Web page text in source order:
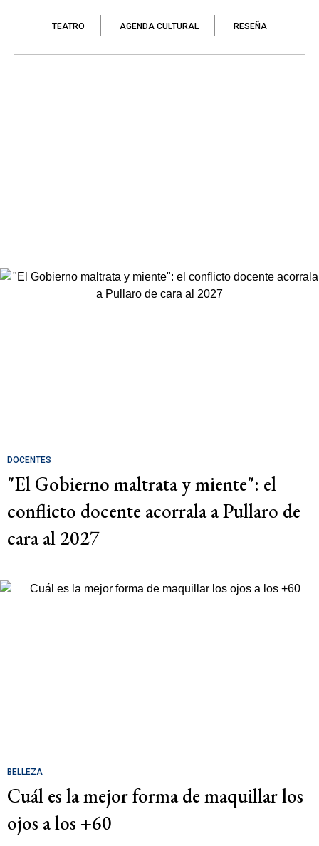
TEATRO AGENDA CULTURAL RESEÑA
DOCENTES
"El Gobierno maltrata y miente": el
conflicto docente acorrala a Pullaro de
cara al 2027
BELLEZA
Cuál es la mejor forma de maquillar los
ojos a los +60